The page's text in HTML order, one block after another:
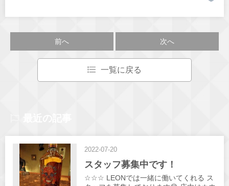
前へ 次へ
一覧に戻る
2022-07-20
スタッフ募集中です！
☆☆☆ LEONでは一緒に働いてくれる ス